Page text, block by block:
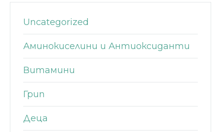
Uncategorized
Аминокиселини и Антиоксиданти
Витамини
Грип
Деца